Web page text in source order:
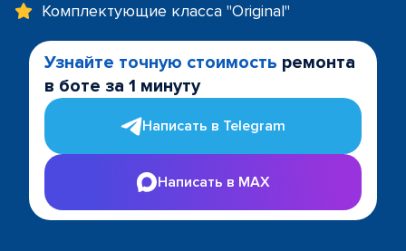
Комплектующие класса "Original"
Узнайте точную стоимость ремонта
в боте за 1 минуту
Написать в Telegram
Написать в MAX